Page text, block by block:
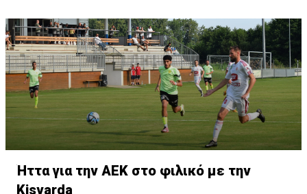
Ήττα για την ΑΕΚ στο φιλικό με την
Kisvarda